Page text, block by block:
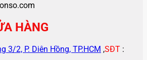
HÀNG
3/2, P. Diên Hồng, TP.HCM ,SĐT :